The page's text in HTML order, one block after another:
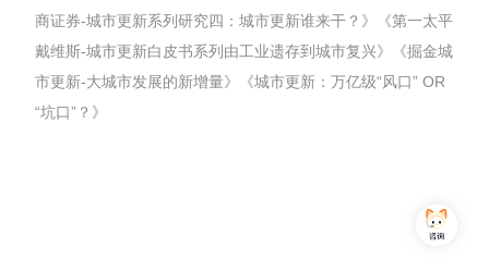
商证券-城市更新系列研究四：城市更新谁来干？》《第一太平
戴维斯-城市更新白皮书系列由工业遗存到城市复兴》《掘金城
市更新-大城市发展的新增量》《城市更新：万亿级“风口” OR
“坑口”？》